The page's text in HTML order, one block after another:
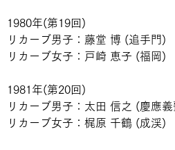
1980年(第19回)
リカーブ男子：藤堂 博 (追手門)
リカーブ女子：戸崎 恵子 (福岡)
1981年(第20回)
リカーブ男子：太田 信之 (慶應義
リカーブ女子：梶原 千鶴 (成渓)